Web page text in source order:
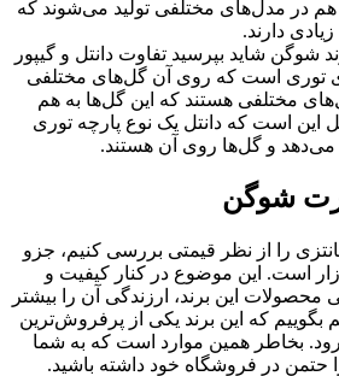
در مدل‌های مختلفی تولید می‌شوند که
دارند.
شاید بپرسید تفاوت دانتل و گیپور
توری است که روی آن گل‌های مختلفی
مختلفی هستند که این گل‌ها به هم
این است که دانتل یک نوع پارچه توری
می‌دهد و گل‌ها روی آن هستند.
شوگن
را از نظر قیمتی بررسی کنیم، جزو
است. این موضوع در کنار کیفیت و
این برند، ارزندگی آن را بیشتر
بگوییم که این برند یکی از پرفروش‌ترین
بخاطر همین موارد است که به شما
حتمن در فروشگاه خود داشته باشید.